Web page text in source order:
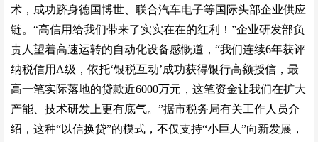
术，成功跻身德国博世、联合汽车电子等国际头部企业供应
链。“高信用给我们带来了实实在在的红利！”企业研发部负
责人望着高速运转的自动化设备感慨道，“我们连续6年获评
纳税信用A级，依托‘银税互动’成功获得银行高额授信，最
高一笔实际落地的贷款近6000万元，这笔资金让我们在扩大
产能、技术研发上更有底气。”据市税务局有关工作人员介
绍，这种“以信换贷”的模式，不仅支持“小巨人”向新发展，